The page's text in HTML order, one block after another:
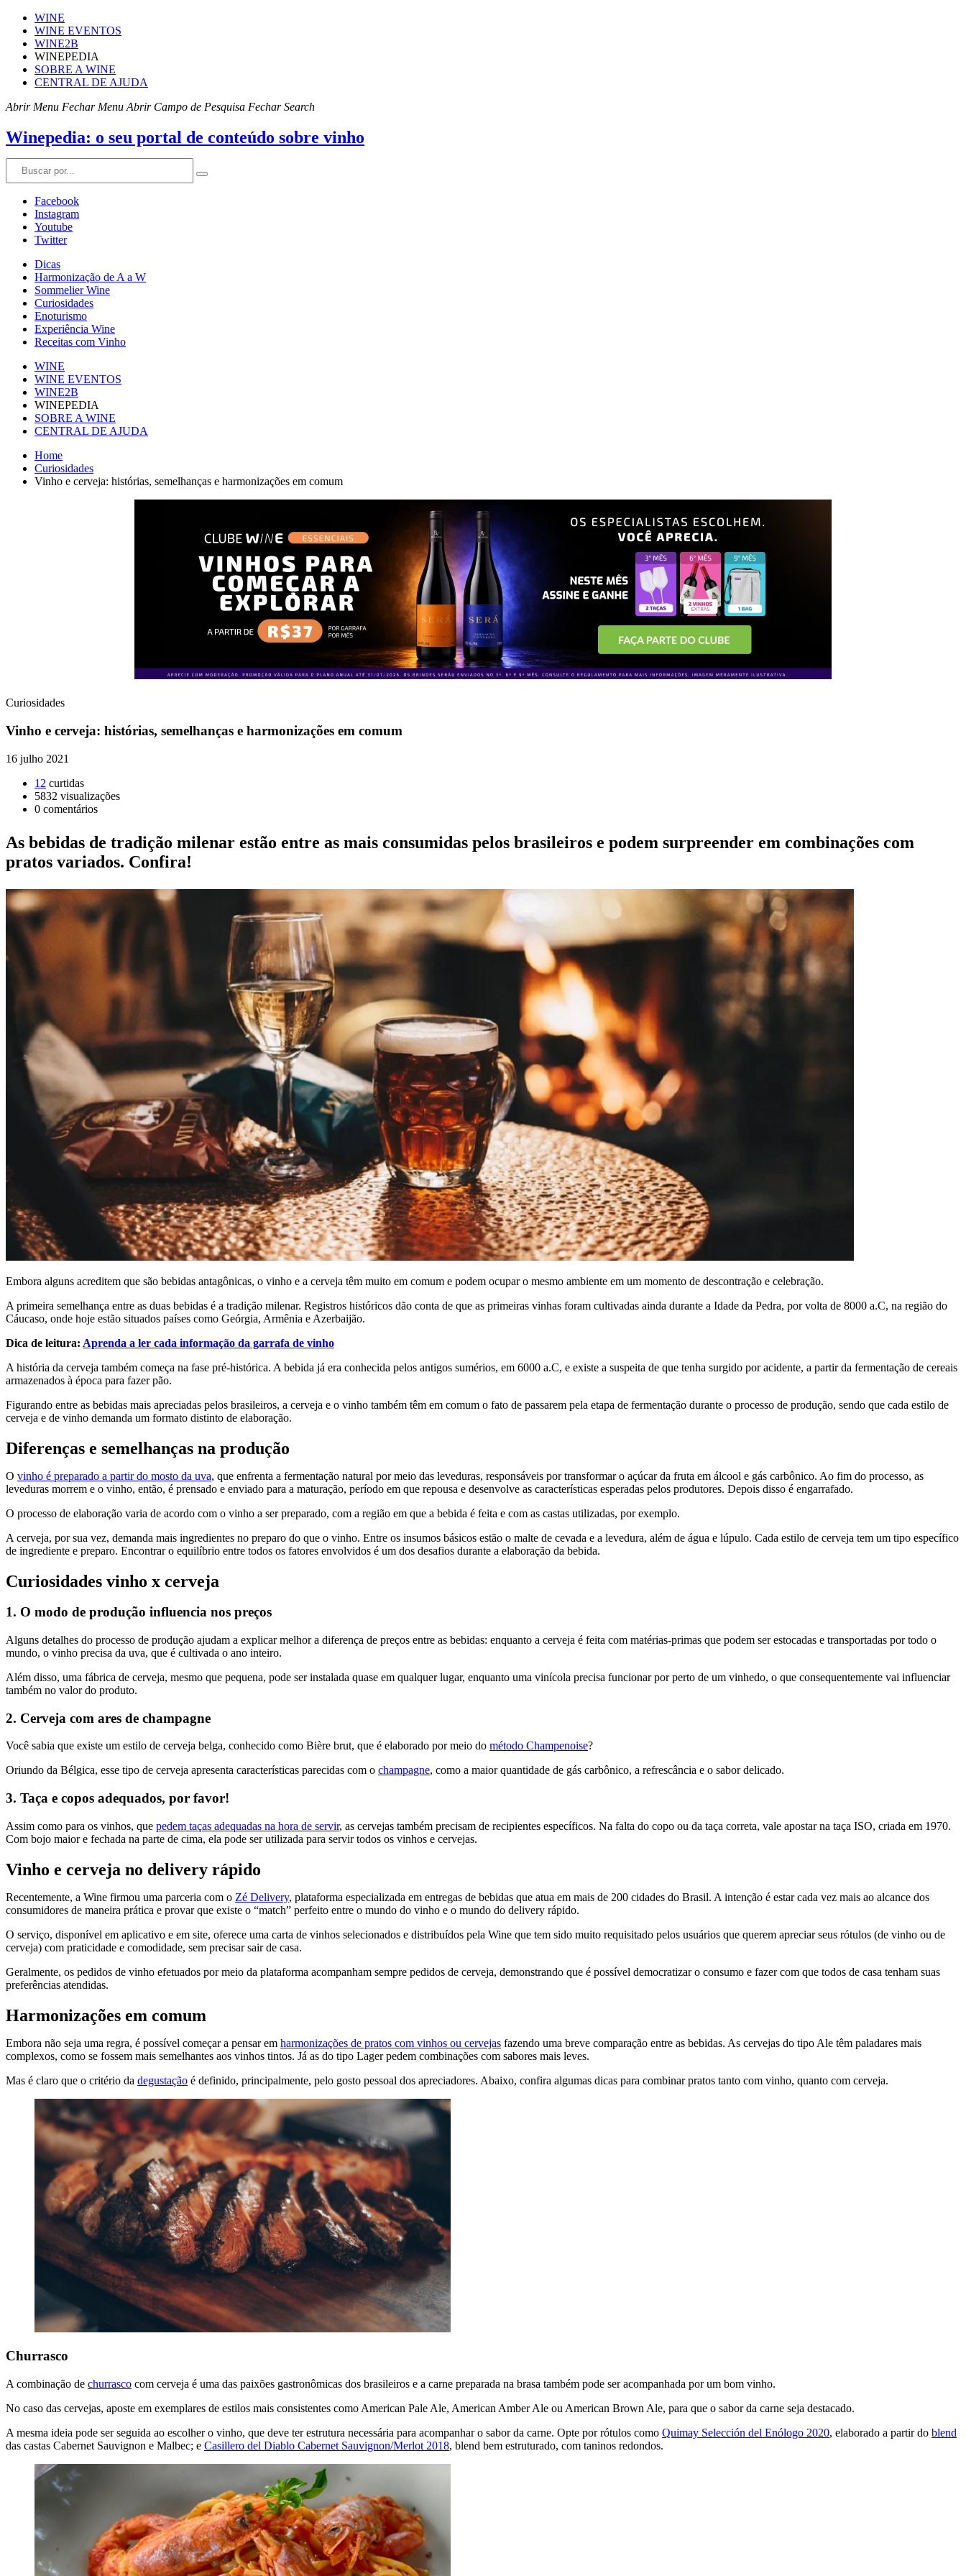
WINE
WINE EVENTOS
WINE2B
WINEPEDIA
SOBRE A WINE
CENTRAL DE AJUDA
Abrir Menu Fechar Menu Abrir Campo de Pesquisa Fechar Search
Winepedia: o seu portal de conteúdo sobre vinho
Facebook
Instagram
Youtube
Twitter
Dicas
Harmonização de A a W
Sommelier Wine
Curiosidades
Enoturismo
Experiência Wine
Receitas com Vinho
WINE
WINE EVENTOS
WINE2B
WINEPEDIA
SOBRE A WINE
CENTRAL DE AJUDA
Home
Curiosidades
Vinho e cerveja: histórias, semelhanças e harmonizações em comum
Curiosidades
Vinho e cerveja: histórias, semelhanças e harmonizações em comum
16 julho 2021
12 curtidas
5832 visualizações
0 comentários
As bebidas de tradição milenar estão entre as mais consumidas pelos brasileiros e podem surpreender em combinações com
pratos variados. Confira!
Embora alguns acreditem que são bebidas antagônicas, o vinho e a cerveja têm muito em comum e podem ocupar o mesmo ambiente em um momento de descontração e celebração.
A primeira semelhança entre as duas bebidas é a tradição milenar. Registros históricos dão conta de que as primeiras vinhas foram cultivadas ainda durante a Idade da Pedra, por volta de 8000 a.C, na região do
Cáucaso, onde hoje estão situados países como Geórgia, Armênia e Azerbaijão.
Dica de leitura: Aprenda a ler cada informação da garrafa de vinho
A história da cerveja também começa na fase pré-histórica. A bebida já era conhecida pelos antigos sumérios, em 6000 a.C, e existe a suspeita de que tenha surgido por acidente, a partir da fermentação de cereais
armazenados à época para fazer pão.
Figurando entre as bebidas mais apreciadas pelos brasileiros, a cerveja e o vinho também têm em comum o fato de passarem pela etapa de fermentação durante o processo de produção, sendo que cada estilo de
cerveja e de vinho demanda um formato distinto de elaboração.
Diferenças e semelhanças na produção
O vinho é preparado a partir do mosto da uva, que enfrenta a fermentação natural por meio das leveduras, responsáveis por transformar o açúcar da fruta em álcool e gás carbônico. Ao fim do processo, as
leveduras morrem e o vinho, então, é prensado e enviado para a maturação, período em que repousa e desenvolve as características esperadas pelos produtores. Depois disso é engarrafado.
O processo de elaboração varia de acordo com o vinho a ser preparado, com a região em que a bebida é feita e com as castas utilizadas, por exemplo.
A cerveja, por sua vez, demanda mais ingredientes no preparo do que o vinho. Entre os insumos básicos estão o malte de cevada e a levedura, além de água e lúpulo. Cada estilo de cerveja tem um tipo específico
de ingrediente e preparo. Encontrar o equilíbrio entre todos os fatores envolvidos é um dos desafios durante a elaboração da bebida.
Curiosidades vinho x cerveja
1. O modo de produção influencia nos preços
Alguns detalhes do processo de produção ajudam a explicar melhor a diferença de preços entre as bebidas: enquanto a cerveja é feita com matérias-primas que podem ser estocadas e transportadas por todo o
mundo, o vinho precisa da uva, que é cultivada o ano inteiro.
Além disso, uma fábrica de cerveja, mesmo que pequena, pode ser instalada quase em qualquer lugar, enquanto uma vinícola precisa funcionar por perto de um vinhedo, o que consequentemente vai influenciar
também no valor do produto.
2. Cerveja com ares de champagne
Você sabia que existe um estilo de cerveja belga, conhecido como Bière brut, que é elaborado por meio do método Champenoise?
Oriundo da Bélgica, esse tipo de cerveja apresenta características parecidas com o champagne, como a maior quantidade de gás carbônico, a refrescância e o sabor delicado.
3. Taça e copos adequados, por favor!
Assim como para os vinhos, que pedem taças adequadas na hora de servir, as cervejas também precisam de recipientes específicos. Na falta do copo ou da taça correta, vale apostar na taça ISO, criada em 1970.
Com bojo maior e fechada na parte de cima, ela pode ser utilizada para servir todos os vinhos e cervejas.
Vinho e cerveja no delivery rápido
Recentemente, a Wine firmou uma parceria com o Zé Delivery, plataforma especializada em entregas de bebidas que atua em mais de 200 cidades do Brasil. A intenção é estar cada vez mais ao alcance dos
consumidores de maneira prática e provar que existe o “match” perfeito entre o mundo do vinho e o mundo do delivery rápido.
O serviço, disponível em aplicativo e em site, oferece uma carta de vinhos selecionados e distribuídos pela Wine que tem sido muito requisitado pelos usuários que querem apreciar seus rótulos (de vinho ou de
cerveja) com praticidade e comodidade, sem precisar sair de casa.
Geralmente, os pedidos de vinho efetuados por meio da plataforma acompanham sempre pedidos de cerveja, demonstrando que é possível democratizar o consumo e fazer com que todos de casa tenham suas
preferências atendidas.
Harmonizações em comum
Embora não seja uma regra, é possível começar a pensar em harmonizações de pratos com vinhos ou cervejas fazendo uma breve comparação entre as bebidas. As cervejas do tipo Ale têm paladares mais
complexos, como se fossem mais semelhantes aos vinhos tintos. Já as do tipo Lager pedem combinações com sabores mais leves.
Mas é claro que o critério da degustação é definido, principalmente, pelo gosto pessoal dos apreciadores. Abaixo, confira algumas dicas para combinar pratos tanto com vinho, quanto com cerveja.
Churrasco
A combinação de churrasco com cerveja é uma das paixões gastronômicas dos brasileiros e a carne preparada na brasa também pode ser acompanhada por um bom vinho.
No caso das cervejas, aposte em exemplares de estilos mais consistentes como American Pale Ale, American Amber Ale ou American Brown Ale, para que o sabor da carne seja destacado.
A mesma ideia pode ser seguida ao escolher o vinho, que deve ter estrutura necessária para acompanhar o sabor da carne. Opte por rótulos como Quimay Selección del Enólogo 2020, elaborado a partir do blend
das castas Cabernet Sauvignon e Malbec; e Casillero del Diablo Cabernet Sauvignon/Merlot 2018, blend bem estruturado, com taninos redondos.